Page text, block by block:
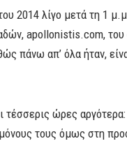
2014 λίγο μετά τη 1
apollonistis.com, του
πάνω απ’ όλα ήταν,
ώρες
τους όμως στη